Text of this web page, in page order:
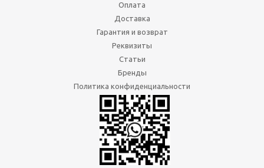
Оплата
Доставка
Гарантия и возврат
Реквизиты
Статьи
Бренды
Политика конфиденциальности